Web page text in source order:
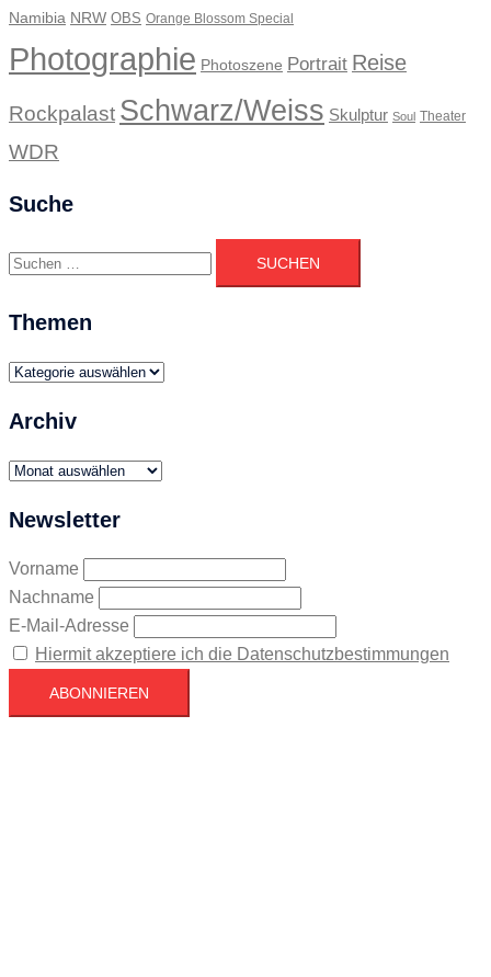
Namibia NRW OBS Orange Blossom Special
Photographie Photoszene Portrait Reise
Rockpalast Schwarz/Weiss Skulptur Soul Theater
WDR
Suche
Suchen
nach:
Themen
Themen
Archiv
Archiv
Newsletter
Vorname
Nachname
E-Mail-Adresse
Hiermit akzeptiere ich die Datenschutzbestimmungen